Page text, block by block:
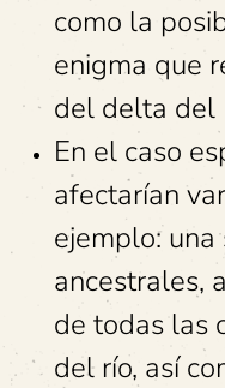
como la
enigma que
del delta del
En el caso
afectarían
ejemplo:
ancestrales,
de todas las
del río, así